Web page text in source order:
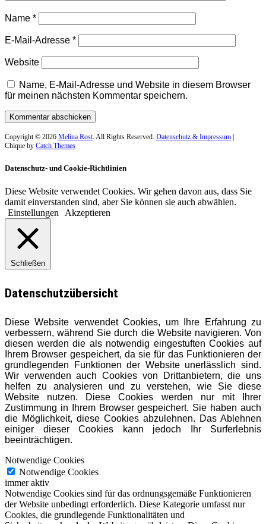
Name *
E-Mail-Adresse *
Website
Name, E-Mail-Adresse und Website in diesem Browser
für meinen nächsten Kommentar speichern.
Copyright © 2026 Melina Rost. All Rights Reserved. Datenschutz & Impressum |
Chique by Catch Themes
Datenschutz- und Cookie-Richtlinien
Diese Website verwendet Cookies. Wir gehen davon aus, dass Sie
damit einverstanden sind, aber Sie können sie auch abwählen.
Einstellungen
Akzeptieren
Schließen
Datenschutzübersicht
Diese Website verwendet Cookies, um Ihre Erfahrung zu
verbessern, während Sie durch die Website navigieren. Von
diesen werden die als notwendig eingestuften Cookies auf
Ihrem Browser gespeichert, da sie für das Funktionieren der
grundlegenden Funktionen der Website unerlässlich sind.
Wir verwenden auch Cookies von Drittanbietern, die uns
helfen zu analysieren und zu verstehen, wie Sie diese
Website nutzen. Diese Cookies werden nur mit Ihrer
Zustimmung in Ihrem Browser gespeichert. Sie haben auch
die Möglichkeit, diese Cookies abzulehnen. Das Ablehnen
einiger dieser Cookies kann jedoch Ihr Surferlebnis
beeinträchtigen.
Notwendige Cookies
Notwendige Cookies
immer aktiv
Notwendige Cookies sind für das ordnungsgemäße Funktionieren
der Website unbedingt erforderlich. Diese Kategorie umfasst nur
Cookies, die grundlegende Funktionalitäten und